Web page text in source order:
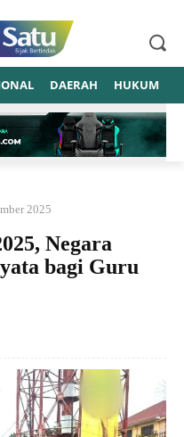
DAERAH HUKUM
2025
Negara
bagi Guru